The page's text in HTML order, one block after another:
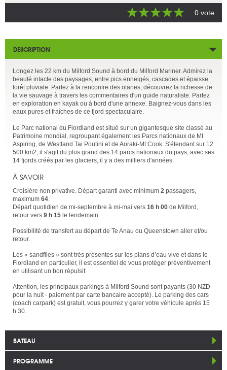
0 vote
DESCRIPTION
Longez les 22 km du Milford Sound à bord du Milford Mariner. Admirez la
beauté intacte des paysages, entre pics enneigés, cascades et épaisse
forêt pluviale. Partez à la rencontre des otaries, découvrez la richesse de
la vie sauvage à travers les commentaires d'un guide naturaliste. Partez
en exploration en kayak ou à bord d'une annexe. Baignez-vous dans les
eaux pures et fraîches de ce fjord spectaculaire.
Le Parc national du Fiordland est situé sur un gigantesque site classé au
Patrimoine mondial, regroupant également les Parcs nationaux de Mt
Aspiring, de Westland Tai Poutini et de Aoraki-Mt Cook. S'étendant sur 12
500 km2, il s'agit du plus grand des 14 parcs nationaux du pays, avec ses
14 fjords créés par les glaciers, il y a des milliers d'années.
À SAVOIR
Croisière non privative. Départ garanti avec minimum 2 passagers,
maximum 64
Départ quotidien de mi-septembre à mi-mai vers 16 h 00 de Milford,
retour vers 9 h 15 le lendemain.
Possibilité de transfert au départ de Te Anau ou Queenstown aller et/ou
retour.
Les « sandflies » sont très présentes sur les plans d’eau vive et dans le
Fiordland en particulier, il est essentiel de vous protéger préventivement
en utilisant un bon répulsif.
Attention, les principaux parkings à Milford Sound sont payants (30 NZD
pour la nuit - paiement par carte bancaire accepté). Le parking des cars
(coach carpark) est gratuit, vous pourrez y garer votre véhicule après 15
h 30.
BATEAU
PROGRAMME